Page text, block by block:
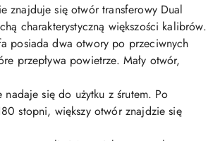
znajduje się otwór transferowy Dual
charakterystyczną większości kalibrów.
posiada dwa otwory po przeciwnych
przepływa powietrze. Mały otwór,
nadaje się do użytku z śrutem. Po
stopni, większy otwór znajdzie się